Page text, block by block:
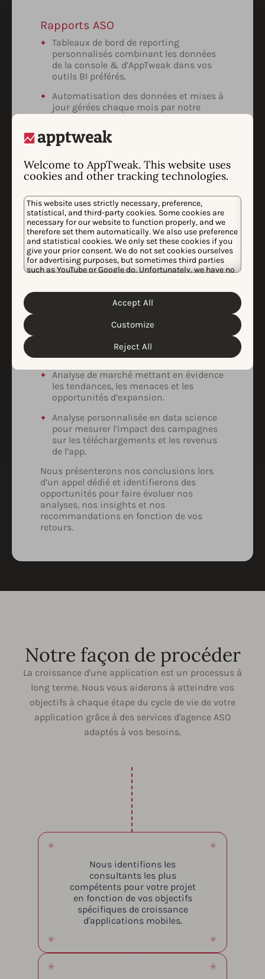
Welcome to AppTweak. This website uses
cookies and other tracking technologies.
This website uses strictly necessary, preference,
statistical, and third-party cookies. Some cookies are
necessary for our website to function properly, and we
therefore set them automatically. We also use preference
and statistical cookies. We only set these cookies if you
give your prior consent. We do not set cookies ourselves
for advertising purposes, but sometimes third parties
such as YouTube or Google do. Unfortunately, we have no
personal data and the different cookies we use, please
Cookie Policy&Privacy Policy
customize your cookie settings and preferences by
clicking the “Customize” button.
Reject All
Customize
Accept All
Rapports ASO
Tableaux de bord de reporting
personnalisés combinant les données
de la console & d’AppTweak dans vos
outils BI préférés.
Automatisation des données et mises à
jour gérées chaque mois par notre
Synthèse exécutive & prochaines
étapes concernant le ROI, les menaces,
les opportunités, etc.
Analyses personnalisées
Périmètre, méthodologie et outils définis
pour tout projet ASO avancé en fonction
de vos besoins & de votre budget.
ont inclus :
Estimation des installations
Ads & de l’efficacité des campagnes de
défense de marque.
Analyse de marché mettant en évidence
les tendances, les menaces et les
opportunités d’expansion.
Analyse personnalisée en data science
pour mesurer l’impact des campagnes
sur les téléchargements et les revenus
de l’app.
Nous présenterons nos conclusions lors
d’un appel dédié et identifierons des
opportunités pour faire évoluer nos
analyses, nos insights et nos
recommandations en fonction de vos
retours.
Notre façon de procéder
La croissance d'une application est un processus à
long terme. Nous vous aiderons à atteindre vos
objectifs à chaque étape du cycle de vie de votre
application grâce à des services d'agence ASO
adaptés à vos besoins.
Nous identifions les
consultants les plus
compétents pour votre projet
en fonction de vos objectifs
spécifiques de croissance
d'applications mobiles.